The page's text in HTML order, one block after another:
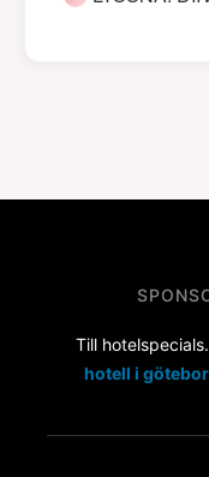
Till
hotell i